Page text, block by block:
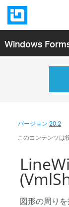
Windows
バージョン20.2
このコンテンツは
図形の周り